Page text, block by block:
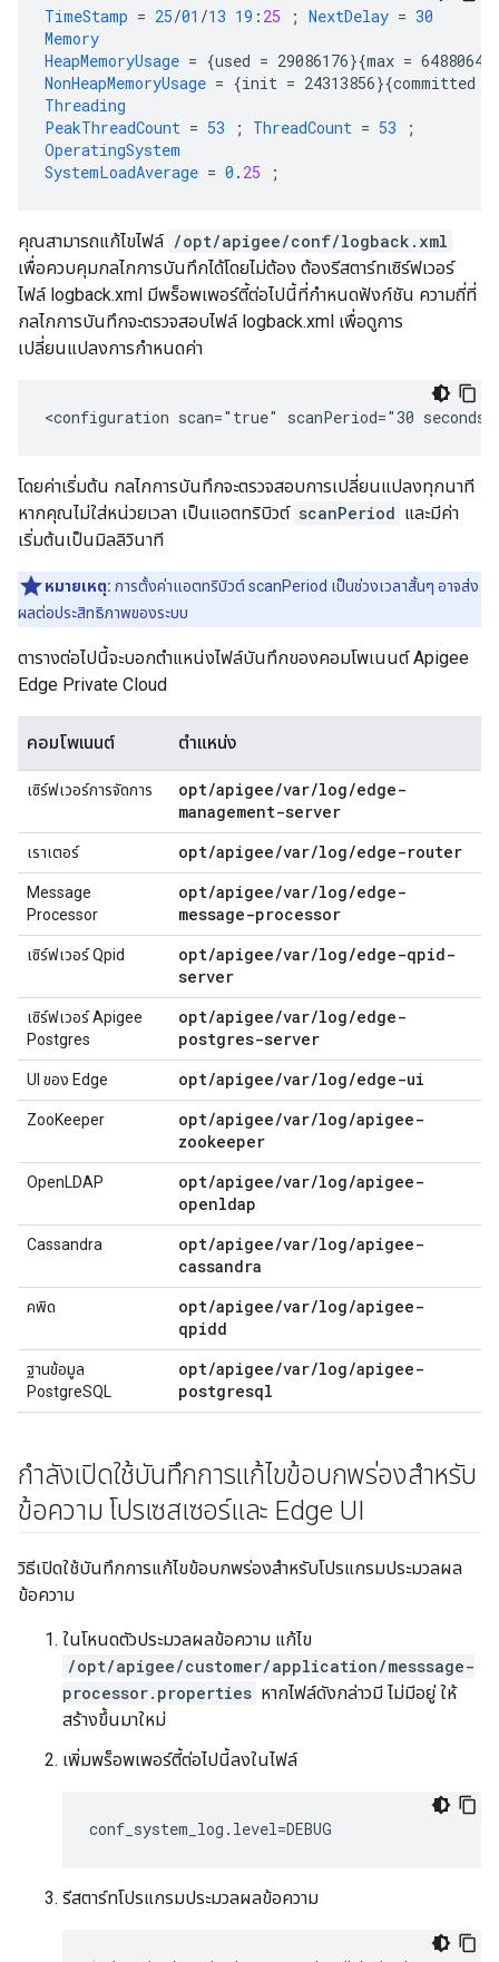
TimeStamp = 25/01 /13 19 : 25 ; NextDelay = 30
Memory
HeapMemoryUsage = {used = 29086176}{max = 64880640
NonHeapMemoryUsage = {init = 24313856}{committed
Threading
PeakThreadCount = 53 ; ThreadCount = 53
;
OperatingSystem
SystemLoadAverage = 0 . 25 ;
คุณสามารถแก้ไขไฟล์ /opt/apigee/conf/logback.xml
เพื่อควบคุมกลไกการบันทึกได้โดยไม่ต้อง ต้องรีสตาร์ทเซิร์ฟเวอร์
ไฟล์ logback.xml มีพร็อพเพอร์ตี้ต่อไปนี้ที่กำหนดฟังก์ชัน ความถี่ที่
กลไกการบันทึกจะตรวจสอบไฟล์ logback.xml เพื่อดูการ
เปลี่ยนแปลงการกำหนดค่า
<configuration scan="true" scanPeriod="30
โดยค่าเริ่มต้น กลไกการบันทึกจะตรวจสอบการเปลี่ยนแปลงทุกนาที
หากคุณไม่ใส่หน่วยเวลา เป็นแอตทริบิวต์ scanPeriod และมีค่า
เริ่มต้นเป็นมิลลิวินาที
หมายเหตุ: การตั้งค่าแอตทริบิวต์ scanPeriod เป็นช่วงเวลาสั้นๆ อาจส่ง
ผลต่อประสิทธิภาพของระบบ
ตารางต่อไปนี้จะบอกตำแหน่งไฟล์บันทึกของคอมโพเนนต์ Apigee
Edge Private Cloud
คอมโพเนนต์ ตำแหน่ง
เซิร์ฟเวอร์การจัดการ
opt/apigee/var/log/edge-
management-server
เราเตอร์ opt/apigee/var/log/edge-router
Message
Processor
opt/apigee/var/log/edge-
message-processor
เซิร์ฟเวอร์ Qpid
opt/apigee/var/log/edge-qpid-
server
เซิร์ฟเวอร์ Apigee
Postgres
opt/apigee/var/log/edge-
postgres-server
UI ของ Edge opt/apigee/var/log/edge-ui
ZooKeeper
opt/apigee/var/log/apigee-
zookeeper
OpenLDAP
opt/apigee/var/log/apigee-
openldap
Cassandra
opt/apigee/var/log/apigee-
cassandra
คพิด
opt/apigee/var/log/apigee-
qpidd
ฐานข้อมูล
PostgreSQL
opt/apigee/var/log/apigee-
postgresql
กำลังเปิดใช้บันทึกการแก้ไขข้อบกพร่องสำหรับ
ข้อความ โปรเซสเซอร์และ Edge UI
วิธีเปิดใช้บันทึกการแก้ไขข้อบกพร่องสำหรับโปรแกรมประมวลผล
ข้อความ
ในโหนดตัวประมวลผลข้อความ แก้ไข
/opt/apigee/customer/application/messsage-
processor.properties หากไฟล์ดังกล่าวมี ไม่มีอยู่ ให้
สร้างขึ้นมาใหม่
เพิ่มพร็อพเพอร์ตี้ต่อไปนี้ลงในไฟล์
conf_system_log.level=DEBUG
รีสตาร์ทโปรแกรมประมวลผลข้อความ